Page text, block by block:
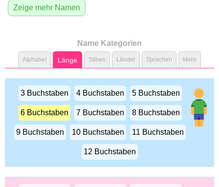
Zeige mehr Namen
Name Kategorien
Alphabet Länge Silben Länder Sprachen Mehr
3 Buchstaben 4 Buchstaben 5 Buchstaben
6 Buchstaben 7 Buchstaben 8 Buchstaben
9 Buchstaben 10 Buchstaben 11 Buchstaben
12 Buchstaben